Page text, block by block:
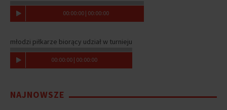
00:00:00 | 00:00:00
młodzi piłkarze biorący udział w turnieju
00:00:00 | 00:00:00
NAJNOWSZE